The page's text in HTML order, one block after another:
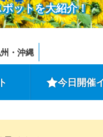
ットを大紹介！
・沖縄
今日開催